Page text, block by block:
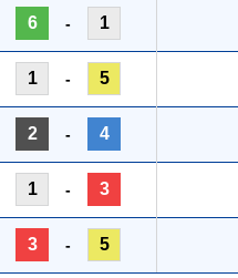
6 - 1
1 - 5
2 - 4
1 - 3
3 - 5